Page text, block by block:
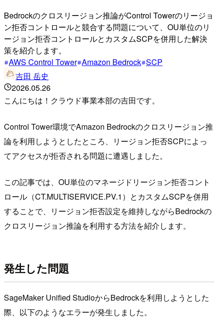
Bedrockのクロスリージョン推論がControl Towerのリージョ
ン拒否コントロールと競合する問題について、OU単位のリ
ージョン拒否コントロールとカスタムSCPを併用した解決
策を紹介します。
AWS Control Tower Amazon Bedrock SCP
吉田 岳史
2026.05.26
こんにちは！クラウド事業本部の吉田です。
Control Tower環境でAmazon Bedrockのクロスリージョン推
論を利用しようとしたところ、リージョン拒否SCPによっ
てアクセスが拒否される問題に遭遇しました。
この記事では、OU単位のマネージドリージョン拒否コント
ロール（CT.MULTISERVICE.PV.1）とカスタムSCPを併用
することで、リージョン拒否設定を維持しながらBedrockの
クロスリージョン推論を利用する方法を紹介します。
発生した問題
SageMaker Unified StudioからBedrockを利用しようとした
際、以下のようなエラーが発生しました。